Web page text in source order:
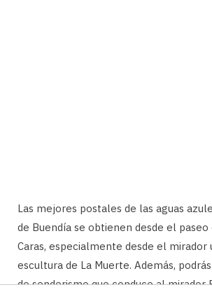
Las mejores postales de las aguas
de Buendía se obtienen desde el paseo
Caras, especialmente desde el mirador
escultura de La Muerte. Además,
de senderismo que conduce al mirador